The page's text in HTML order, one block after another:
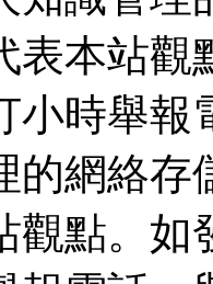
表本站
小時舉報
的網絡存
觀點。如